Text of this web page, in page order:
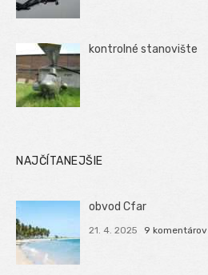
kontrolné stanovište
NAJČÍTANEJŠIE
obvod Cfar
21. 4. 2025 9 komentárov